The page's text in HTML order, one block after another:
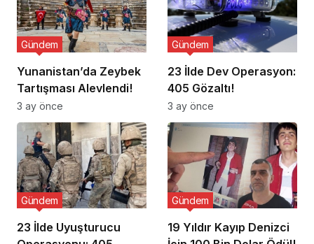
Yunanistan’da Zeybek
Tartışması Alevlendi!
Gündem
3 ay önce
23 İlde Dev Operasyon:
405 Gözaltı!
Gündem
3 ay önce
23 İlde Uyuşturucu
Gündem
19 Yıldır Kayıp Denizci
Gündem